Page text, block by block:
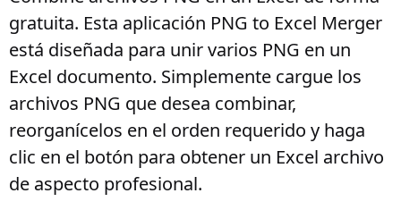
gratuita. Esta aplicación PNG to Excel Merger
está diseñada para unir varios PNG en un
Excel documento. Simplemente cargue los
archivos PNG que desea combinar,
reorganícelos en el orden requerido y haga
clic en el botón para obtener un Excel archivo
de aspecto profesional.